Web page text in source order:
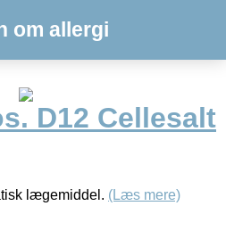
om allergi
D12 Cellesalt
lægemiddel. (Læs mere)